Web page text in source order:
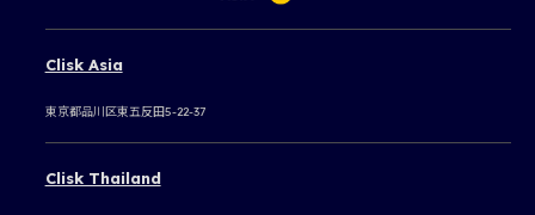
Clisk Asia
東京都品川区東五反田5-22-37
Clisk Thailand